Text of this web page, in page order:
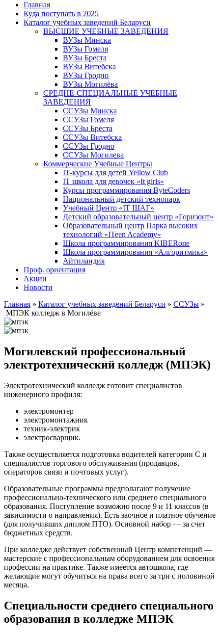
Главная
Куда поступать в 2025
Каталог учебных заведений Беларуси
ВЫСШИЕ УЧЕБНЫЕ ЗАВЕДЕНИЯ
ВУЗы Минска
ВУЗы Гомеля
ВУЗы Бреста
ВУЗы Витебска
ВУЗы Гродно
ВУЗы Могилёва
СРЕДНЕ-СПЕЦИАЛЬНЫЕ УЧЕБНЫЕ
ЗАВЕДЕНИЯ
ССУЗы Минска
ССУЗы Гомеля
ССУЗы Бреста
ССУЗы Витебска
ССУЗы Гродно
ССУЗы Могилева
Коммерческие Учебные Центры
IT-курсы для детей Yellow Club
IT школа для девочек «It girls»
Курсы программирования ByteCoders
Национальный детский технопарк
Учебный Центр «IT ШАГ»
Детский образовательный центр «Горизонт»
Образовательный центр Парка высоких
технологий «ITeen Academy»
Школа программирования KIBERone
Школа программирования «Алгоритмика»
Айтиландия
Проф. ориентация
Акции
Новости
Главная » Каталог учебных заведений Беларуси » ССУЗы »
МПЭК колледж в Могилёве
Могилевский профессиональный
электротехнический колледж (МПЭК)
Электротехнический колледж готовит специалистов
инженерного профиля:
электромонтер
электромонтажник
техник-электрик
электросварщик.
Также осуществляется подготовка водителей категории С и
специалистов торгового обслуживания (продавцов,
операторов связи и почтовых услуг).
Образовательные программы предполагают получение
профессионально-технического или среднего специального
образования. Поступление возможно после 9 и 11 классов (в
зависимости о направления). Есть заочное и платное обучение
(для получивших диплом ПТО). Основной набор — за счет
бюджетных средств.
При колледже действует собственный Центр компетенций —
мастерские с профессиональным оборудованием для освоения
профессии на практике. Также имеется автошкола, где
желающие могут обучиться на права всего за три с половиной
месяца.
Специальности среднего специального
образования в колледже МПЭК